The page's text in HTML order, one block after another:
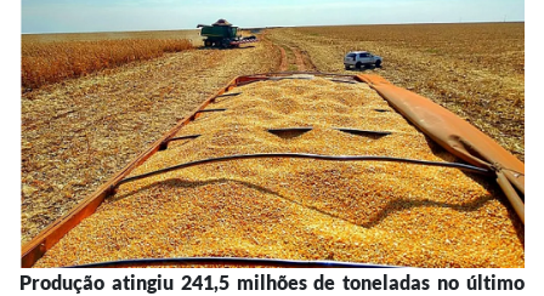
Produção atingiu 241,5 milhões de toneladas no último